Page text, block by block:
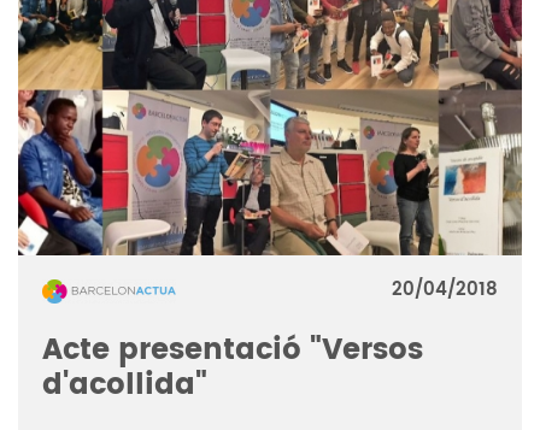
20/04/2018
Acte presentació "Versos
d'acollida"